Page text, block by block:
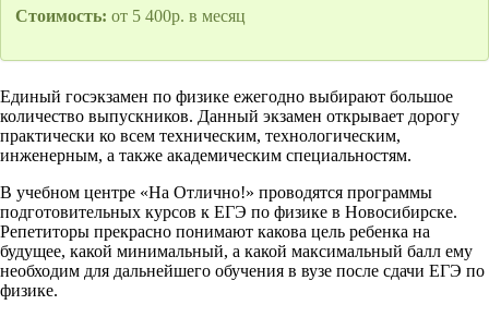
Стоимость: от 5 400р. в месяц
Единый госэкзамен по физике ежегодно выбирают большое
количество выпускников. Данный экзамен открывает дорогу
практически ко всем техническим, технологическим,
инженерным, а также академическим специальностям.
В учебном центре «На Отлично!» проводятся программы
подготовительных курсов к ЕГЭ по физике в Новосибирске.
Репетиторы прекрасно понимают какова цель ребенка на
будущее, какой минимальный, а какой максимальный балл ему
необходим для дальнейшего обучения в вузе после сдачи ЕГЭ по
физике.